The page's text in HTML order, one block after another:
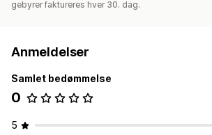
gebyrer faktureres hver 30. dag.
Anmeldelser
Samlet bedømmelse
0
5